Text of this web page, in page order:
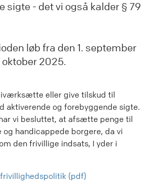
sigte - det vi også kalder § 79
løb fra den 1. september
oktober 2025.
iværksætte eller give tilskud til
aktiverende og forebyggende sigte.
vi besluttet, at afsætte penge til
handicappede borgere, da vi
den frivillige indsats, I yder i
(pdf)